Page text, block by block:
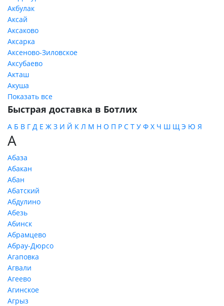
Акбулак
Аксай
Аксаково
Аксарка
Аксеново-Зиловское
Аксубаево
Акташ
Акуша
Показать все
Быстрая доставка в Ботлих
А Б В Г Д Е Ж З И Й К Л М Н О П Р С Т У Ф Х Ч Ш Щ Э Ю Я
А
Абаза
Абакан
Абан
Абатский
Абдулино
Абезь
Абинск
Абрамцево
Абрау-Дюрсо
Агаповка
Агвали
Агеево
Агинское
Агрыз